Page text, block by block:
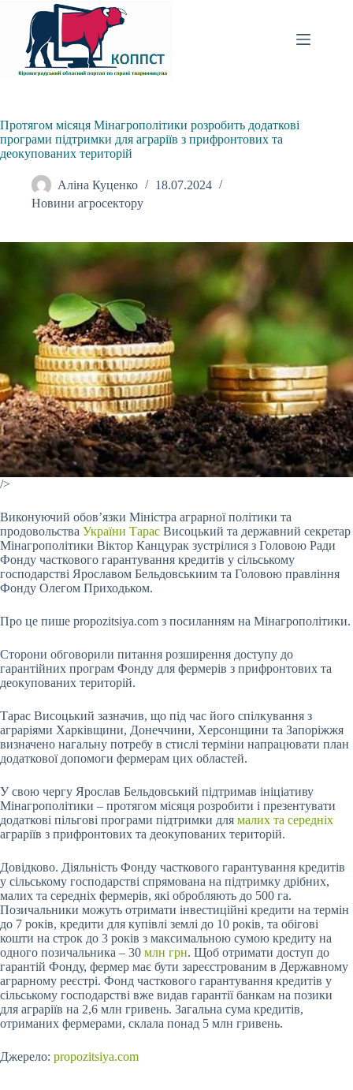
вмісту
Протягом місяця Мінагрополітики розробить додаткові
програми підтримки для аграріїв з прифронтових та
деокупованих територій
Аліна Куценко
18.07.2024
Новини агросектору
/>
Виконуючий обов’язки Міністра аграрної політики та
продовольства України Тарас Висоцький та державний секретар
Мінагрополітики Віктор Канцурак зустрілися з Головою Ради
Фонду часткового гарантування кредитів у сільському
господарстві Ярославом Бельдовськиим та Головою правління
Фонду Олегом Приходьком.
Про це пише propozitsiya.com з посиланням на Мінагрополітики.
Сторони обговорили питання розширення доступу до
гарантійних програм Фонду для фермерів з прифронтових та
деокупованих територій.
Тарас Висоцький зазначив, що під час його спілкування з
аграріями Харківщини, Донеччини, Херсонщини та Запоріжжя
визначено нагальну потребу в стислі терміни напрацювати план
додаткової допомоги фермерам цих областей.
У свою чергу Ярослав Бельдовський підтримав ініціативу
Мінагрополітики – протягом місяця розробити і презентувати
додаткові пільгові програми підтримки для малих та середніх
аграріїв з прифронтових та деокупованих територій.
Довідково. Діяльність Фонду часткового гарантування кредитів
у сільському господарстві спрямована на підтримку дрібних,
малих та середніх фермерів, які обробляють до 500 га.
Позичальники можуть отримати інвестиційні кредити на термін
до 7 років, кредити для купівлі землі до 10 років, та обігові
кошти на строк до 3 років з максимальною сумою кредиту на
одного позичальника – 30 млн грн. Щоб отримати доступ до
гарантій Фонду, фермер має бути зареєстрованим в Державному
аграрному реєстрі. Фонд часткового гарантування кредитів у
сільському господарстві вже видав гарантії банкам на позики
для аграріїв на 2,6 млн гривень. Загальна сума кредитів,
отриманих фермерами, склала понад 5 млн гривень.
Джерело: propozitsiya.com